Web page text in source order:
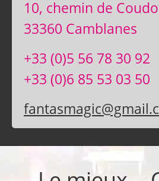
10, chemin de
33360 Camblanes
+33 (0)5 56 78 30 92
+33 (0)6 85 53 03 50